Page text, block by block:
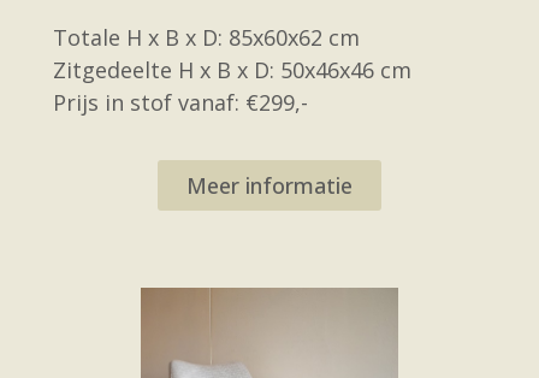
Totale H x B x D: 85x60x62 cm
Zitgedeelte H x B x D: 50x46x46 cm
Prijs in stof vanaf: €299,-
Meer informatie